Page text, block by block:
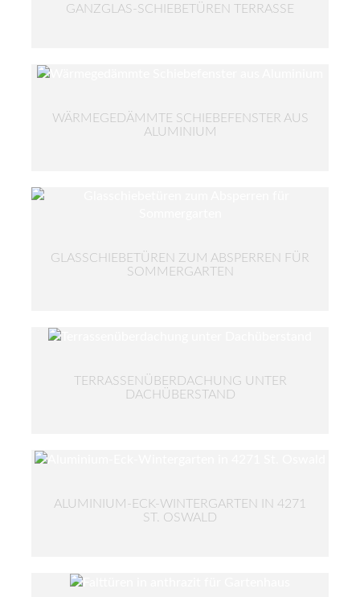
GANZGLAS-SCHIEBETÜREN TERRASSE
WÄRMEGEDÄMMTE SCHIEBEFENSTER AUS
ALUMINIUM
GLASSCHIEBETÜREN ZUM ABSPERREN FÜR
SOMMERGARTEN
TERRASSENÜBERDACHUNG UNTER
DACHÜBERSTAND
ALUMINIUM-ECK-WINTERGARTEN IN 4271
ST. OSWALD